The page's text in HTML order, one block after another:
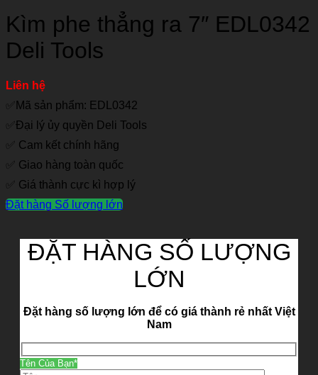
Kìm phe thẳng ra 7″ EDL0342
Deli Tools
Liên hệ
✅Mã sản phẩm: EDL0342
✅Đại lý ủy quyền Deli Tools
✅ Cam kết chính hãng
✅ Giao hàng toàn quốc
✅ Giá thành cực kì hợp lý
Đặt hàng Số lượng lớn
ĐẶT HÀNG SỐ LƯỢNG
LỚN
Đặt hàng số lượng lớn để có giá thành rẻ nhất Việt
Nam
Tên Của Bạn*